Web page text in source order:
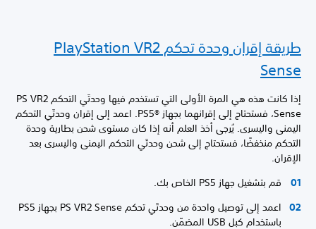
طريقة إقران وحدة تحكم PlayStation VR2
Sense
إذا كانت هذه هي المرة الأولى التي تستخدم فيها وحدتَي التحكم PS VR2
Sense، فستحتاج إلى إقرانهما بجهاز PS5®‎. اعمد إلى إقران وحدتَي التحكم
اليمنى واليسرى. يُرجى أخذ العلم أنه إذا كان مستوى شحن بطارية وحدة
التحكم منخفضًا، فستحتاج إلى شحن وحدتَي التحكم اليمنى واليسرى بعد
الإقران.
قم بتشغيل جهاز PS5 الخاص بك.
اعمد إلى توصيل واحدة من وحدتَي تحكم PS VR2 Sense بجهاز PS5
باستخدام كبل USB المضمّن.